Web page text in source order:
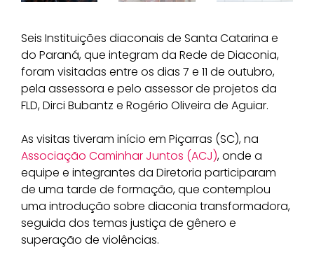
Seis Instituições diaconais de Santa Catarina e
do Paraná, que integram da Rede de Diaconia,
foram visitadas entre os dias 7 e 11 de outubro,
pela assessora e pelo assessor de projetos da
FLD, Dirci Bubantz e Rogério Oliveira de Aguiar.
As visitas tiveram início em Piçarras (SC), na
Associação Caminhar Juntos (ACJ), onde a
equipe e integrantes da Diretoria participaram
de uma tarde de formação, que contemplou
uma introdução sobre diaconia transformadora,
seguida dos temas justiça de gênero e
superação de violências.